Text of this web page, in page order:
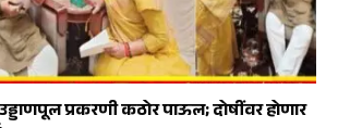
प्रकरणी कठोर पाऊल; दोषींवर होणार